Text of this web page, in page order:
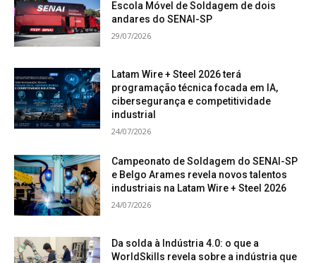
Escola Móvel de Soldagem de dois
andares do SENAI-SP
29/07/2026
Latam Wire + Steel 2026 terá
programação técnica focada em IA,
cibersegurança e competitividade
industrial
24/07/2026
Campeonato de Soldagem do SENAI-SP
e Belgo Arames revela novos talentos
industriais na Latam Wire + Steel 2026
24/07/2026
Da solda à Indústria 4.0: o que a
WorldSkills revela sobre a indústria que